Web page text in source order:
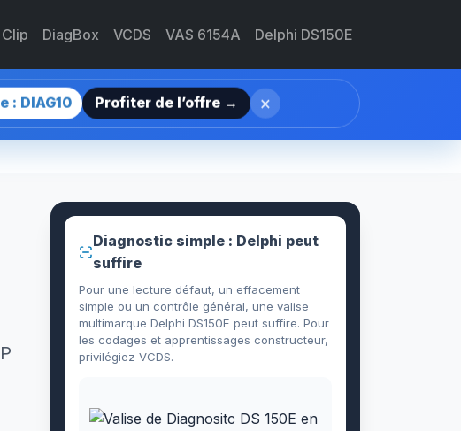
DiagBox VCDS VAS 6154A Delphi DS150E
: DIAG10 Profiter de l’offre → ×
Diagnostic simple : Delphi peut
suffire
Pour une lecture défaut, un effacement
simple ou un contrôle général, une valise
multimarque Delphi DS150E peut suffire. Pour
les codages et apprentissages constructeur,
privilégiez VCDS.